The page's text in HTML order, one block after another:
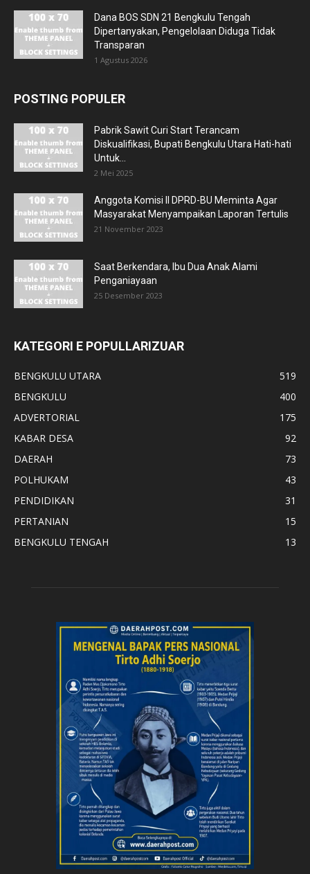
Dana BOS SDN 21 Bengkulu Tengah
Dipertanyakan, Pengelolaan Diduga Tidak
Transparan
1 Agustus 2026
POSTING POPULER
Pabrik Sawit Curi Start Terancam
Diskualifikasi, Bupati Bengkulu Utara Hati-hati
Untuk...
2 Mei 2025
Anggota Komisi II DPRD-BU Meminta Agar
Masyarakat Menyampaikan Laporan Tertulis
21 November 2023
Saat Berkendara, Ibu Dua Anak Alami
Penganiayaan
25 Desember 2023
KATEGORI E POPULLARIZUAR
BENGKULU UTARA
519
BENGKULU
400
ADVERTORIAL
175
KABAR DESA
92
DAERAH
73
POLHUKAM
43
PENDIDIKAN
31
PERTANIAN
15
BENGKULU TENGAH
13